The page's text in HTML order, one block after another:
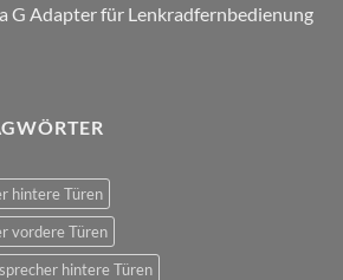
G Adapter für Lenkradfernbedienung
hintere Türen
vordere Türen
hintere Türen